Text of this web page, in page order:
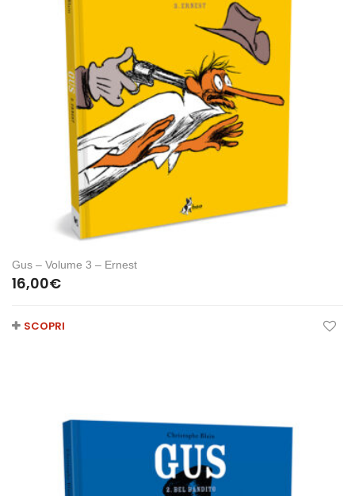
Gus – Volume 3 – Ernest
16,00€
SCOPRI